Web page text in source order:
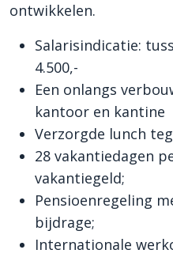
ontwikkelen.
Salarisindicatie:
4.500,-
Een onlangs
kantoor en kantine
Verzorgde lunch
28 vakantiedagen
vakantiegeld;
Pensioenregeling
bijdrage;
Internationale